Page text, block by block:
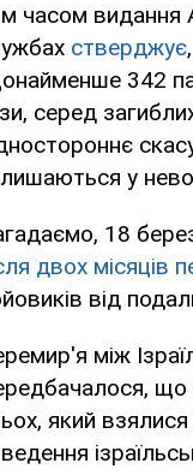
часом видання
стверджує
342
серед
у
18
двох місяців
від
між
що
який